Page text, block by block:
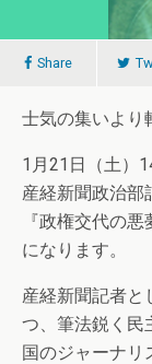
Share
士気の集いより
1月21日（土）
産経新聞政治部
『政権交代の
になります。
産経新聞記者と
つ、筆法鋭く民
国のジャーナリ